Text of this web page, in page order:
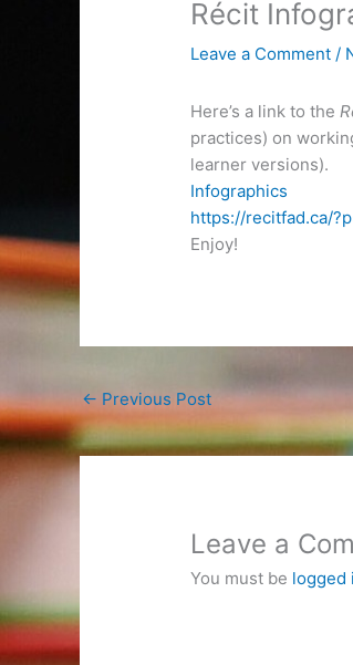
Récit
Leave a Comment /
Here’s a link to the
practices) on
learner versions).
Infographics
https://recitfad.ca/
Enjoy!
←Previous Post
Leave a
You must be logged